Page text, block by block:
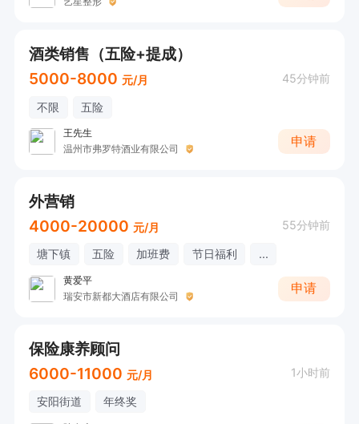
酒类销售（五险+提成）
5000-8000 元/月 45分钟前
不限 五险
王先生
温州市弗罗特酒业有限公司
申请
外营销
4000-20000 元/月 55分钟前
塘下镇 五险 加班费 节日福利 ...
黄爱平
瑞安市新都大酒店有限公司
申请
保险康养顾问
6000-11000 元/月 1小时前
安阳街道 年终奖